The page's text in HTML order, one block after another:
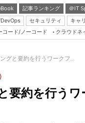
記事ランキング ＠IT
セキュリティ キャ
コード/ノーコード クラウドネ
グと要約を行うワークフ...
要約を行うワ